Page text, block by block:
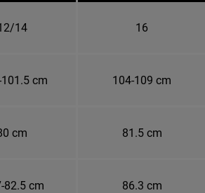
14 16
cm 104-109 cm
cm 81.5 cm
82.5 cm 86.3 cm